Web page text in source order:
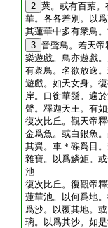
2 葉。或有百葉
華。各各差別。以
其蓮華中多有衆鳥
3 音聲鳥。若天
樂遊戲。鳥亦遊戲
有衆鳥。名欲放逸
遊戲。如天女身。
岸。口銜華鬚。遍
聲。釋迦天王。有
復次比丘。觀天帝
金爲魚。或白銀魚
其翼。車＊磲爲目
雜寶。以爲鱗鮔。
池
復次比丘。復觀帝
蓮華池。以何爲地
爲沙。以覆其地。
璃。以爲其沙。如